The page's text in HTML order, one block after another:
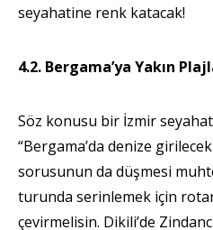
seyahatine renk katacak!
4.2. Bergama’ya Yakın
Söz konusu bir İzmir
“Bergama’da denize
sorusunun da düşmesi
turunda serinlemek için
çevirmelisin. Dikili’de